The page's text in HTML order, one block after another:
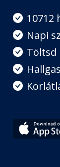
10712
Napi
Töltsd